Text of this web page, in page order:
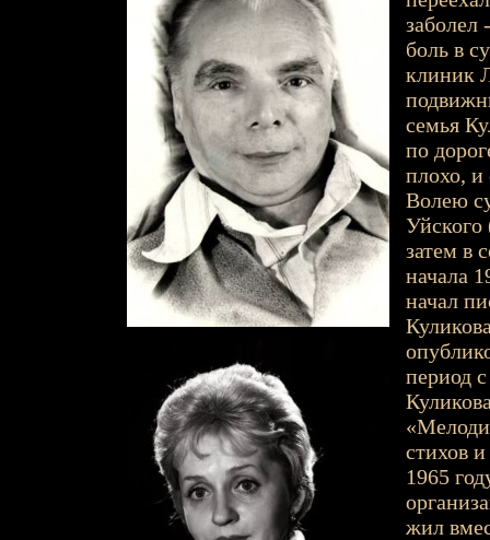
заболел
боль в
клиник
семья
по
плохо,
Волею
Уйского
затем в
начала
начал
период
стихов
1965
жил